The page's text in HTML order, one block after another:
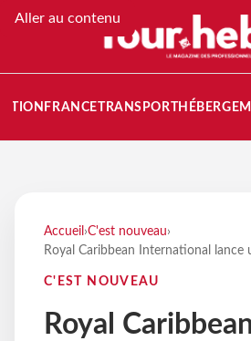
Aller au contenu
FRANCETRANSPORT
Accueil ›C'est nouveau›
Royal Caribbean International lance
C'EST NOUVEAU
Royal